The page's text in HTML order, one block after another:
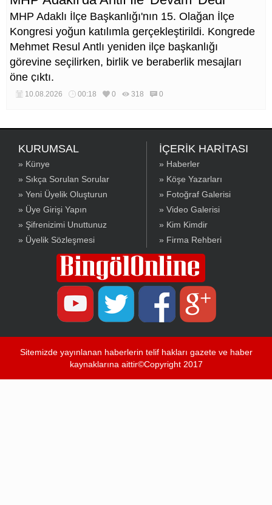
MHP Adaklı İlçe Başkanlığı'nın 15. Olağan İlçe
Kongresi yoğun katılımla gerçekleştirildi. Kongrede
Mehmet Resul Antlı yeniden ilçe başkanlığı
görevine seçilirken, birlik ve beraberlik mesajları
öne çıktı.
10.08.2026 00:18 0 318 0
KURUMSAL
» Künye
» Sıkça Sorulan Sorular
» Yeni Üyelik Oluşturun
» Üye Girişi Yapın
» Şifrenizimi Unuttunuz
» Üyelik Sözleşmesi
İÇERİK HARİTASI
» Haberler
» Köşe Yazarları
» Fotoğraf Galerisi
» Video Galerisi
» Kim Kimdir
» Firma Rehberi
Sitemizde yayınlanan haberlerin telif hakları gazete ve haber
kaynaklarına aittir©Copyright 2017